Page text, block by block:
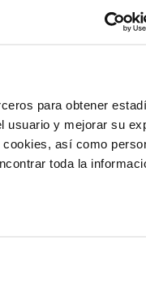
para obtener
usuario y mejorar su
así como
toda la
carencias